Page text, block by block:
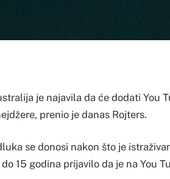
je najavila da će dodati You
prenio je danas Rojters.
se donosi nakon što je
do 15 godina prijavilo da je na You